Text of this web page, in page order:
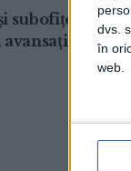
dvs.
în
web.
subofițeri de la
avansați în grad,